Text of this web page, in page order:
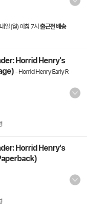
내일 (월) 아침 7시 출근전 배송
Horrid Henry's
-Horrid Henry Early R
Horrid Henry's